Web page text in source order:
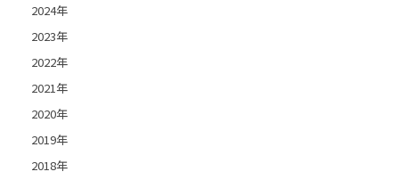
2024年
2023年
2022年
2021年
2020年
2019年
2018年